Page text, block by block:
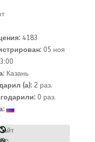
4183
05 ноя
Казань
(а): 2 раз.
0 раз.